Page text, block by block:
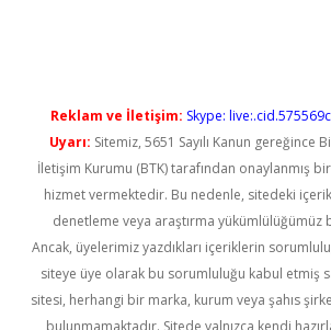
Reklam ve İletişim: Skype:
Uyarı: Sitemiz, 5651 Sayılı Kanun gereğince
İletişim Kurumu (BTK) tarafından onaylanmış
hizmet vermektedir. Bu nedenle, sitedeki
denetleme veya araştırma yükümlülüğümüz
Ancak, üyelerimiz yazdıkları içeriklerin
siteye üye olarak bu sorumluluğu kabul etmiş
sitesi, herhangi bir marka, kurum veya şahıs
bulunmamaktadır. Sitede yalnızca kendi